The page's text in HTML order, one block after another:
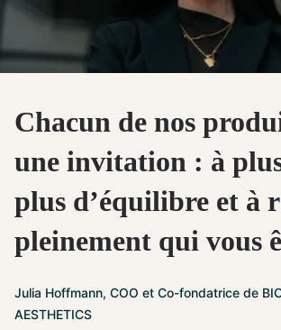
Chacun de nos
une invitation : à
plus d’équilibre et à
pleinement qui vous
Julia Hoffmann, COO et Co-fondatrice de
AESTHETICS